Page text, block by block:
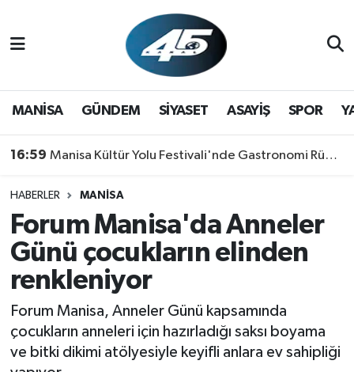
MANİSA GÜNDEM SİYASET ASAYİŞ SPOR
16:59 Manisa Kültür Yolu Festivali'nde Gastronomi Rüzgarı: Lezzetin Yıldızı "Manisa Kebabı" Oldu!
HABERLER MANİSA
Forum Manisa'da Anneler
Günü çocukların elinden
renkleniyor
Forum Manisa, Anneler Günü kapsamında
çocukların anneleri için hazırladığı saksı boyama
ve bitki dikimi atölyesiyle keyifli anlara ev sahipliği
GÜNDEM
SPOR
YAŞAM
RESMİ REKLAM
Hava Durumu
Trafik Durumu
Son Dakika Haberleri
Haber Arşivi